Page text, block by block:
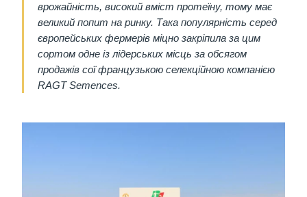
врожайність, високий вміст протеїну, тому має
великий попит на ринку. Така популярність серед
європейських фермерів міцно закріпила за цим
сортом одне із лідерських місць за обсягом
продажів сої французькою селекційною компанією
RAGT Semences.